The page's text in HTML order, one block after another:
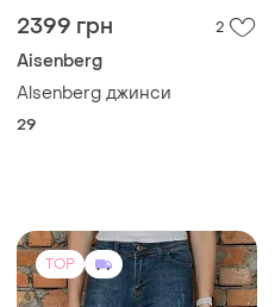
2399 грн 2
Aisenberg
Alsenberg джинси
29
TOP